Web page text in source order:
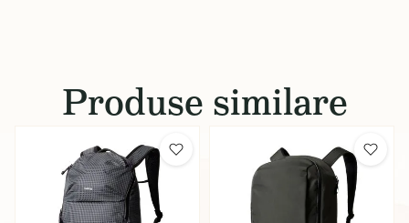
Produse similare